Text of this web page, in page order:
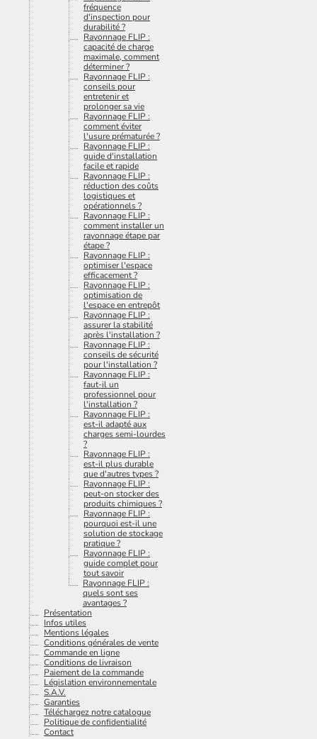
fréquence
d'inspection pour
durabilité ?
Rayonnage FLIP :
capacité de charge
maximale, comment
déterminer ?
Rayonnage FLIP :
conseils pour
entretenir et
prolonger sa vie
Rayonnage FLIP :
comment éviter
l'usure prématurée ?
Rayonnage FLIP :
guide d'installation
facile et rapide
Rayonnage FLIP :
réduction des coûts
logistiques et
opérationnels ?
Rayonnage FLIP :
comment installer un
rayonnage étape par
étape ?
Rayonnage FLIP :
optimiser l'espace
efficacement ?
Rayonnage FLIP :
optimisation de
l'espace en entrepôt
Rayonnage FLIP :
assurer la stabilité
après l'installation ?
Rayonnage FLIP :
conseils de sécurité
pour l'installation ?
Rayonnage FLIP :
faut-il un
professionnel pour
l'installation ?
Rayonnage FLIP :
est-il adapté aux
charges semi-lourdes
?
Rayonnage FLIP :
est-il plus durable
que d'autres types ?
Rayonnage FLIP :
peut-on stocker des
produits chimiques ?
Rayonnage FLIP :
pourquoi est-il une
solution de stockage
pratique ?
Rayonnage FLIP :
guide complet pour
tout savoir
Rayonnage FLIP :
quels sont ses
avantages ?
Présentation
Infos utiles
Mentions légales
Conditions générales de vente
Commande en ligne
Conditions de livraison
Paiement de la commande
Législation environnementale
S.A.V.
Garanties
Téléchargez notre catalogue
Politique de confidentialité
Contact